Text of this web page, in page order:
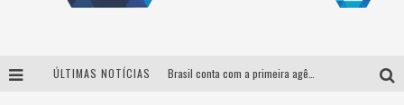
ÚLTIMAS NOTÍCIAS